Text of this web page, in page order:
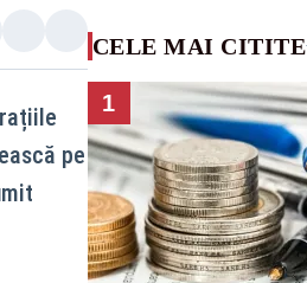
pe
CELE MAI CITITE
1